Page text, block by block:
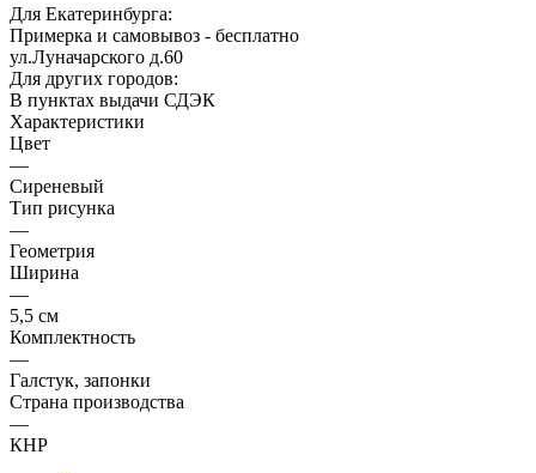
Для Екатеринбурга:
Примерка и самовывоз - бесплатно
ул.Луначарского д.60
Для других городов:
В пунктах выдачи СДЭК
Характеристики
Цвет
—
Сиреневый
Тип рисунка
—
Геометрия
Ширина
—
5,5 см
Комплектность
—
Галстук, запонки
Страна производства
—
КНР